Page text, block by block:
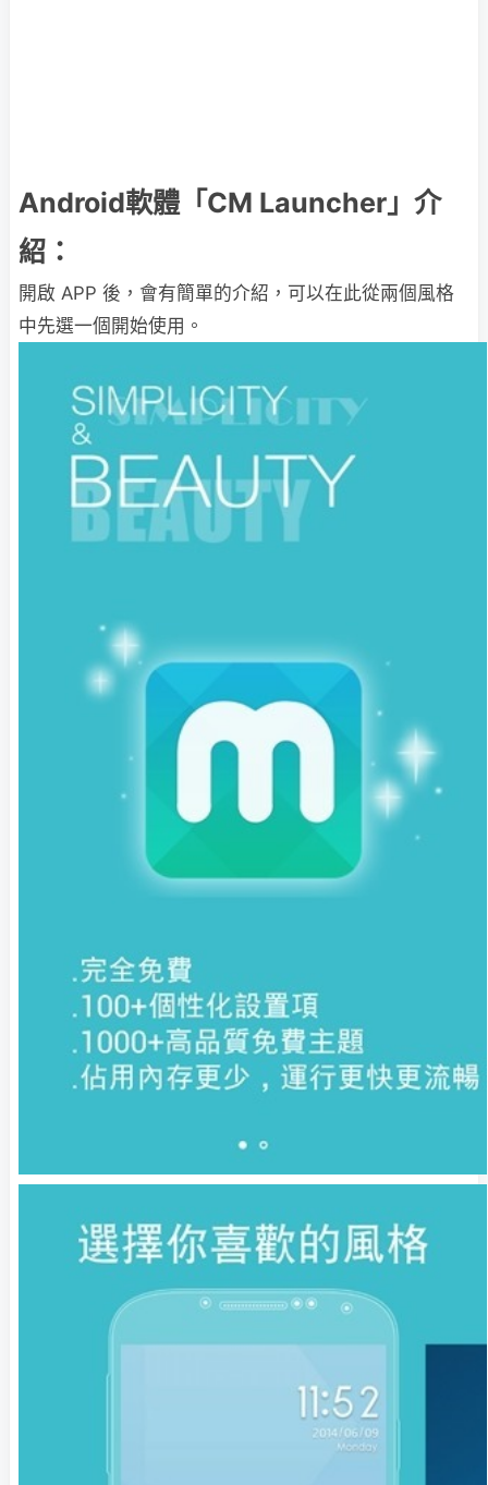
Android軟體「CM Launcher」介
紹：
開啟 APP 後，會有簡單的介紹，可以在此從兩個風格
中先選一個開始使用。